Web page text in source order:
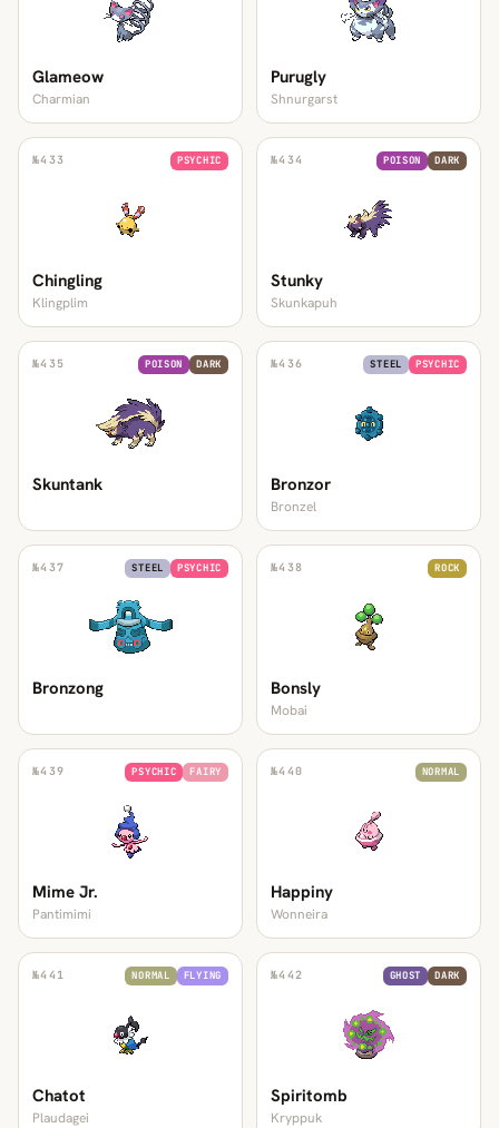
Glameow
Charmian
Purugly
Shnurgarst
№433 PSYCHIC
Chingling
Klingplim
№434 POISON DARK
Stunky
Skunkapuh
№435 POISON DARK
Skuntank
№436 STEEL PSYCHIC
Bronzor
Bronzel
№437 STEEL PSYCHIC
Bronzong
№438 ROCK
Bonsly
Mobai
№439 PSYCHIC FAIRY
Mime Jr.
Pantimimi
№440 NORMAL
Happiny
Wonneira
№441 NORMAL FLYING
Chatot
Plaudagei
№442 GHOST DARK
Spiritomb
Kryppuk